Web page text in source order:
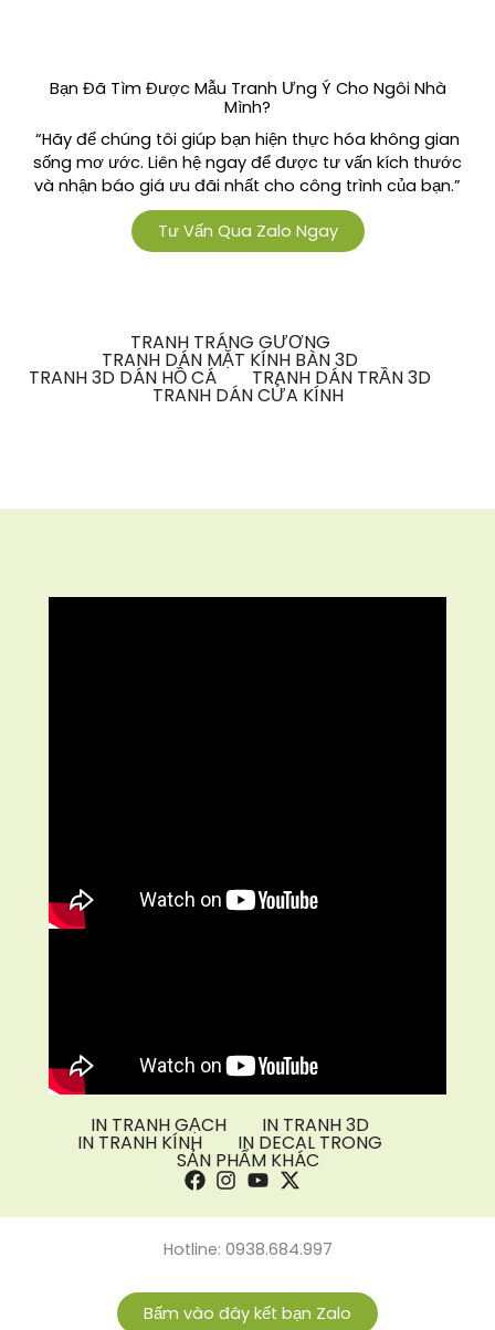
Bạn Đã Tìm Được Mẫu Tranh Ưng Ý Cho Ngôi Nhà
Mình?
“Hãy để chúng tôi giúp bạn hiện thực hóa không gian
sống mơ ước. Liên hệ ngay để được tư vấn kích thước
và nhận báo giá ưu đãi nhất cho công trình của bạn.”
Tư Vấn Qua Zalo Ngay
TRANH TRÁNG GƯƠNG
TRANH DÁN MẶT KÍNH BÀN 3D
TRANH 3D DÁN HỒ CÁ TRANH DÁN TRẦN 3D
TRANH DÁN CỬA KÍNH
IN TRANH GẠCH IN TRANH 3D
IN TRANH KÍNH IN DECAL TRONG
SẢN PHẨM KHÁC
Hotline: 0938.684.997
Bấm vào đây kết bạn Zalo